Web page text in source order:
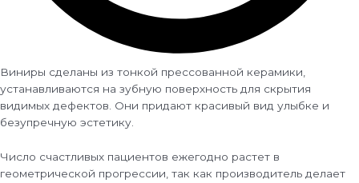
Виниры сделаны из тонкой прессованной керамики,
устанавливаются на зубную поверхность для скрытия
видимых дефектов. Они придают красивый вид улыбке и
безупречную эстетику.
Число счастливых пациентов ежегодно растет в
геометрической прогрессии, так как производитель делает